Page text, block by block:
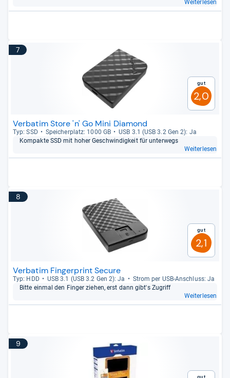
Weiterlesen
7
Gut
2,0
Verbatim Store 'n' Go Mini Diamond
Typ: SSD Spei­cher­platz: 1000 GB
USB 3.1 (USB 3.2 Gen 2): Ja
Kom­pakte SSD mit hoher Geschwin­dig­keit für unter­wegs
Weiterlesen
8
Gut
2,1
Verbatim Fingerprint Secure
Typ: HDD USB 3.1 (USB 3.2 Gen 2): Ja
Strom per USB-​Anschluss: Ja
Bitte ein­mal den Fin­ger zie­hen, erst dann gibt's Zugriff
Weiterlesen
9
Gut